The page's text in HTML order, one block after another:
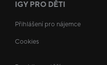
IGY PRO DĚTI
Přihlášení pro nájemce
Cookies